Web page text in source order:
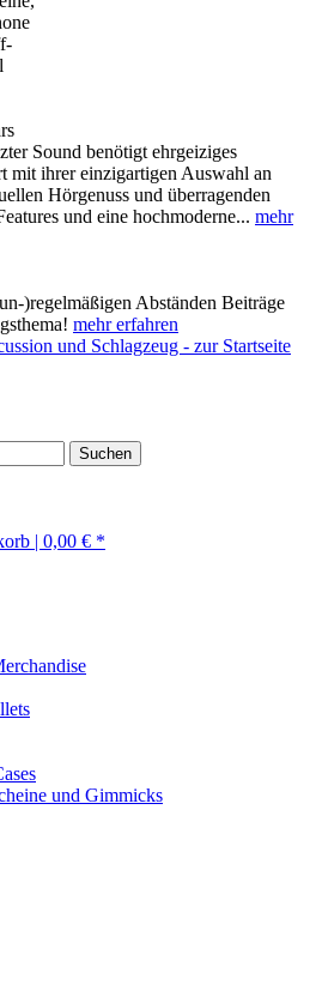
Sound benötigt ehrgeiziges
ihrer einzigartigen Auswahl an
Hörgenuss und überragenden
und eine hochmoderne... mehr
)regelmäßigen Abständen Beiträge
mehr erfahren
Suchen
| 0,00 € *
und Gimmicks